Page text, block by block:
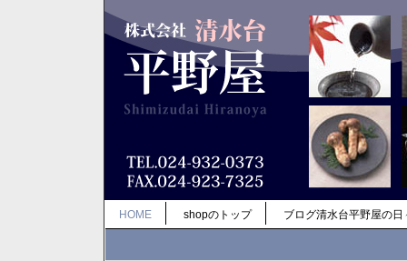
HOME shopのトップ ブログ清水台平野屋の日